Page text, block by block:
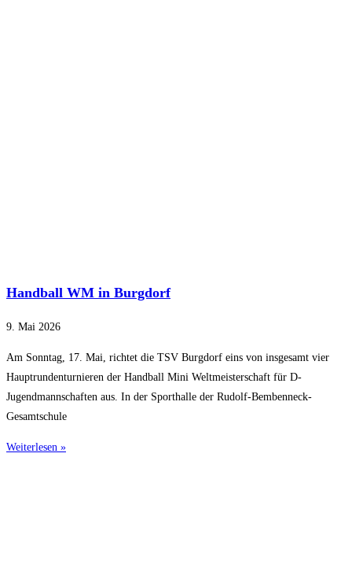
Handball WM in Burgdorf
9. Mai 2026
Am Sonntag, 17. Mai, richtet die TSV Burgdorf eins von insgesamt vier
Hauptrundenturnieren der Handball Mini Weltmeisterschaft für D-
Jugendmannschaften aus. In der Sporthalle der Rudolf-Bembenneck-
Gesamtschule
Weiterlesen »